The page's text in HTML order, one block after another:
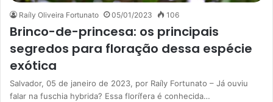
Raíly Oliveira Fortunato 05/01/2023 106
Brinco-de-princesa: os principais
segredos para floração dessa espécie
exótica
Salvador, 05 de janeiro de 2023, por Raíly Fortunato – Já ouviu
falar na fuschia hybrida? Essa florífera é conhecida…